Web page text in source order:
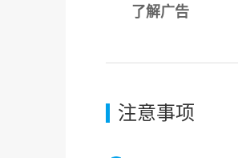
了解广告
注意事项